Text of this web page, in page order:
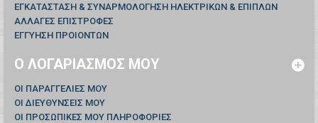
ΕΓΚΑΤΑΣΤΑΣΗ & ΣΥΝΑΡΜΟΛΟΓΗΣΗ ΗΛΕΚΤΡΙΚΩΝ & ΕΠΙΠΛΩΝ
ΑΛΛΑΓΕΣ ΕΠΙΣΤΡΟΦΕΣ
ΕΓΓΥΗΣΗ ΠΡΟΙΟΝΤΩΝ
Ο ΛΟΓΑΡΙΑΣΜΌΣ ΜΟΥ
ΟΙ ΠΑΡΑΓΓΕΛΊΕΣ ΜΟΥ
ΟΙ ΔΙΕΥΘΎΝΣΕΙΣ ΜΟΥ
ΟΙ ΠΡΟΣΩΠΙΚΈΣ ΜΟΥ ΠΛΗΡΟΦΟΡΊΕΣ